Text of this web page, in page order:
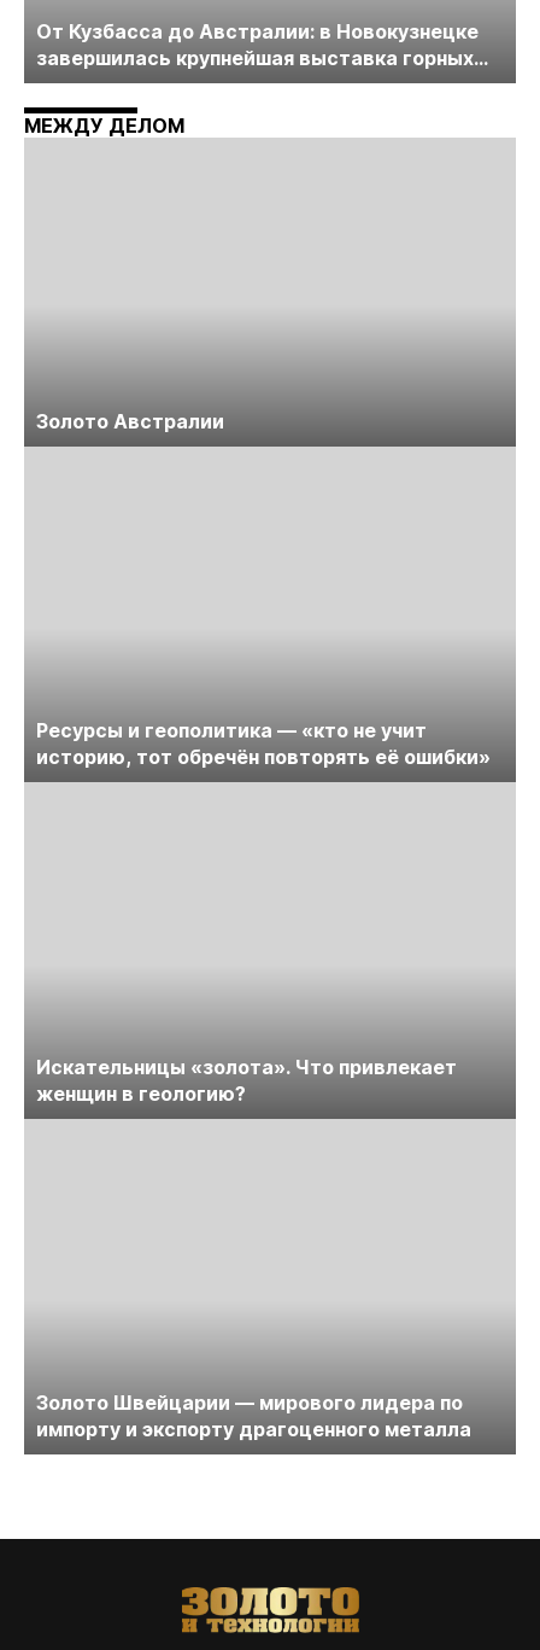
От Кузбасса до Австралии: в Новокузнецке
завершилась крупнейшая выставка горных
технологий «Недра России. Уголь России и
Майнинг»
МЕЖДУ ДЕЛОМ
Золото Австралии
Ресурсы и геополитика — «кто не учит
историю, тот обречён повторять её ошибки»
Искательницы «золота». Что привлекает
женщин в геологию?
Золото Швейцарии — мирового лидера по
импорту и экспорту драгоценного металла